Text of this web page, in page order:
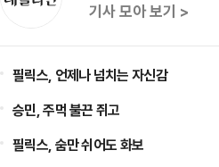
기사 모아 보기 >
필릭스, 언제나 넘치는 자신감
승민, 주먹 불끈 쥐고
필릭스, 숨만 쉬어도 화보